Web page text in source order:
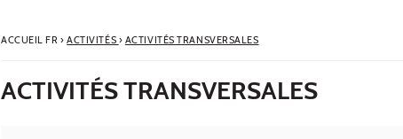
ACCUEIL FR› ACTIVITÉS › ACTIVITÉS TRANSVERSALES
ACTIVITÉS TRANSVERSALES